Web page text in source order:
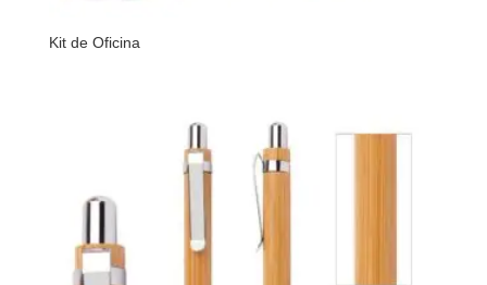
Kit de Oficina